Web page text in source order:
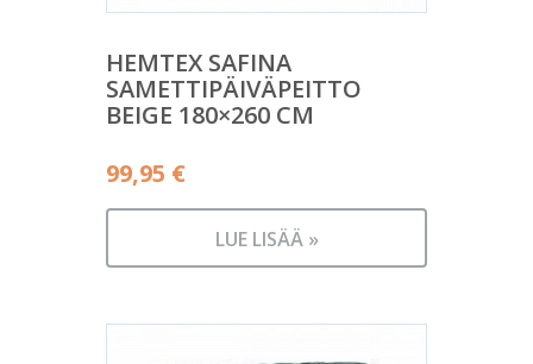
HEMTEX SAFINA
SAMETTIPÄIVÄPEITTO
BEIGE 180×260 CM
99,95 €
LUE LISÄÄ »